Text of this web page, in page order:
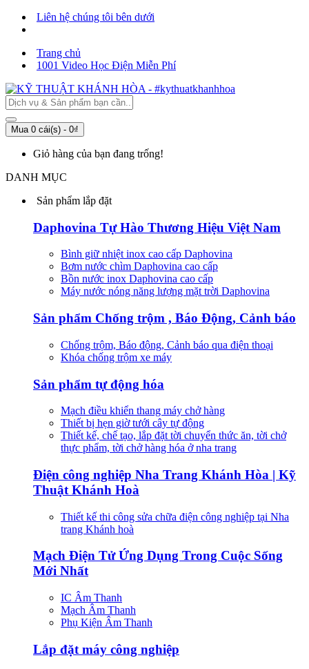
Liên hệ chúng tôi bên dưới
Trang chủ
1001 Video Học Điện Miễn Phí
Mua 0 cái(s) - 0₫
Giỏ hàng của bạn đang trống!
DANH MỤC
Sản phẩm lắp đặt
Daphovina Tự Hào Thương Hiệu Việt Nam
Bình giữ nhiệt inox cao cấp Daphovina
Bơm nước chìm Daphovina cao cấp
Bồn nước inox Daphovina cao cấp
Máy nước nóng năng lượng mặt trời Daphovina
Sản phẩm Chống trộm , Báo Động, Cảnh báo
Chống trộm, Báo động, Cảnh báo qua điện thoại
Khóa chống trộm xe máy
Sản phẩm tự động hóa
Mạch điều khiển thang máy chở hàng
Thiết bị hẹn giờ tưới cây tự động
Thiết kế, chế tạo, lắp đặt tời chuyển thức ăn, tời chở
thực phẩm, tời chở hàng hóa ở nha trang
Điện công nghiệp Nha Trang Khánh Hòa | Kỹ
Thuật Khánh Hoà
Thiết kế thi công sửa chữa điện công nghiệp tại Nha
trang Khánh hoà
Mạch Điện Tử Ứng Dụng Trong Cuộc Sống
Mới Nhất
IC Âm Thanh
Mạch Âm Thanh
Phụ Kiện Âm Thanh
Lắp đặt máy công nghiệp